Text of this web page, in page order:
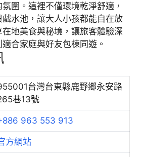
圍。這裡不僅環境乾淨舒適，
水池，讓大人小孩都能自在放
地美食與秘境，讓旅客體驗深
合家庭與好友包棟同遊。
台灣台東縣鹿野鄉永安路
巷13號
963 553 913
方網站